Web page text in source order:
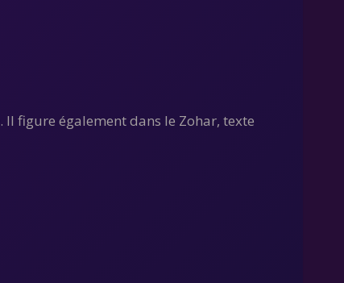
figure également dans le Zohar, texte